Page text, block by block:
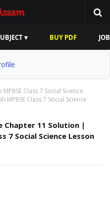
▾ BUY PDF
MPBSE Class 7 Social Science
Class 7 Social Science
Chapter 11 Solution |
7 Social Science Lesson